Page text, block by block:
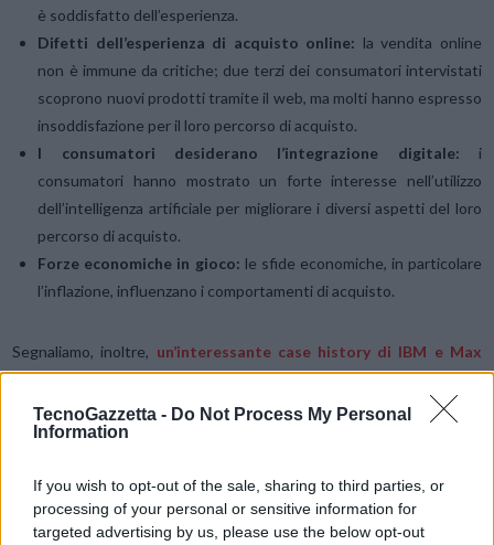
TecnoGazzetta - Do Not Process My Personal
Information
If you wish to opt-out of the sale, sharing to third parties, or
processing of your personal or sensitive information for
targeted advertising by us, please use the below opt-out
è soddisfatto dell’esperienza.
Difetti dell’esperienza di acquisto online: la vendita online
non è immune da critiche; due terzi dei consumatori intervistati
scoprono nuovi prodotti tramite il web, ma molti hanno espresso
insoddisfazione per il loro percorso di acquisto.
I consumatori desiderano l’integrazione digitale: i
consumatori hanno mostrato un forte interesse nell’utilizzo
dell’intelligenza artificiale per migliorare i diversi aspetti del loro
percorso di acquisto.
Forze economiche in gioco: le sfide economiche, in particolare
l’inflazione, influenzano i comportamenti di acquisto.
Segnaliamo, inoltre, un’interessante case history di IBM e Max
Mara. L’arrivo della pandemia – e i conseguenti cambiamenti nei
comportamenti di acquisto – ha accelerato il processo di
trasformazione digitale
migliorare l’esperienza di acquisto e i processi Order-to-Cash
(OTC), hanno collaborato per migliorare flessibilità e automazione.